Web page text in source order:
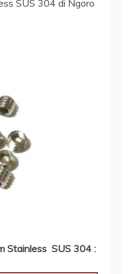
SUS 304 di Ngoro
Stainless SUS 304 :